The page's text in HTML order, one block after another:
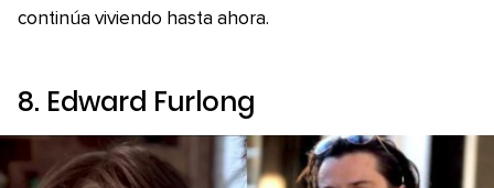
continúa viviendo hasta ahora.
8. Edward Furlong